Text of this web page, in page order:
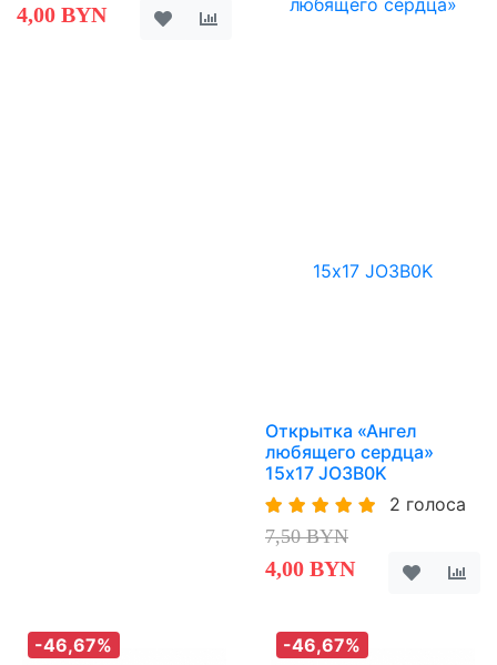
4,00 BYN
Открытка «Ангел
любящего сердца»
15х17 JO3B0K
2 голоса
7,50 BYN
4,00 BYN
-46,67% -46,67%